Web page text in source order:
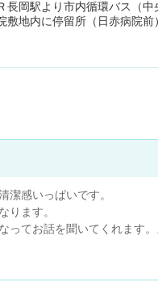
長岡駅より市内循環バス（
敷地内に停留所（日赤病院前
潔感いっぱいです。
ります。
ってお話を聞いてくれます